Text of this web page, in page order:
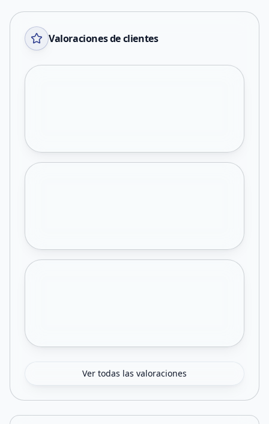
Valoraciones de clientes
Ver todas las valoraciones